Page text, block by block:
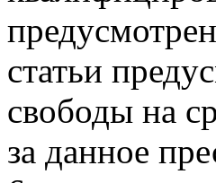
статьи
свободы на
за данное